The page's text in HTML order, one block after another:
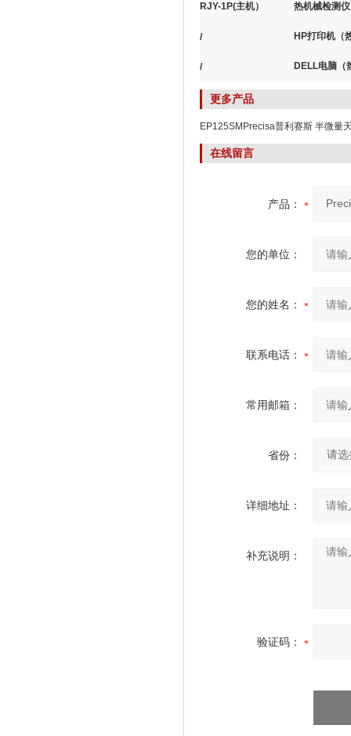
RJY-1P(主机） 热机械检测
/ HP打印机（
/ DELL电脑（
更多产品
EP125SMPrecisa普利赛斯 半微量
在线留言
产品：
您的单位：
您的姓名：
联系电话：
常用邮箱：
省份：
详细地址：
补充说明：
验证码：